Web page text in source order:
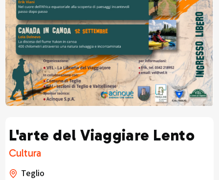
L'arte del Viaggiare Lento
Cultura
Teglio